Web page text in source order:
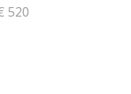
520